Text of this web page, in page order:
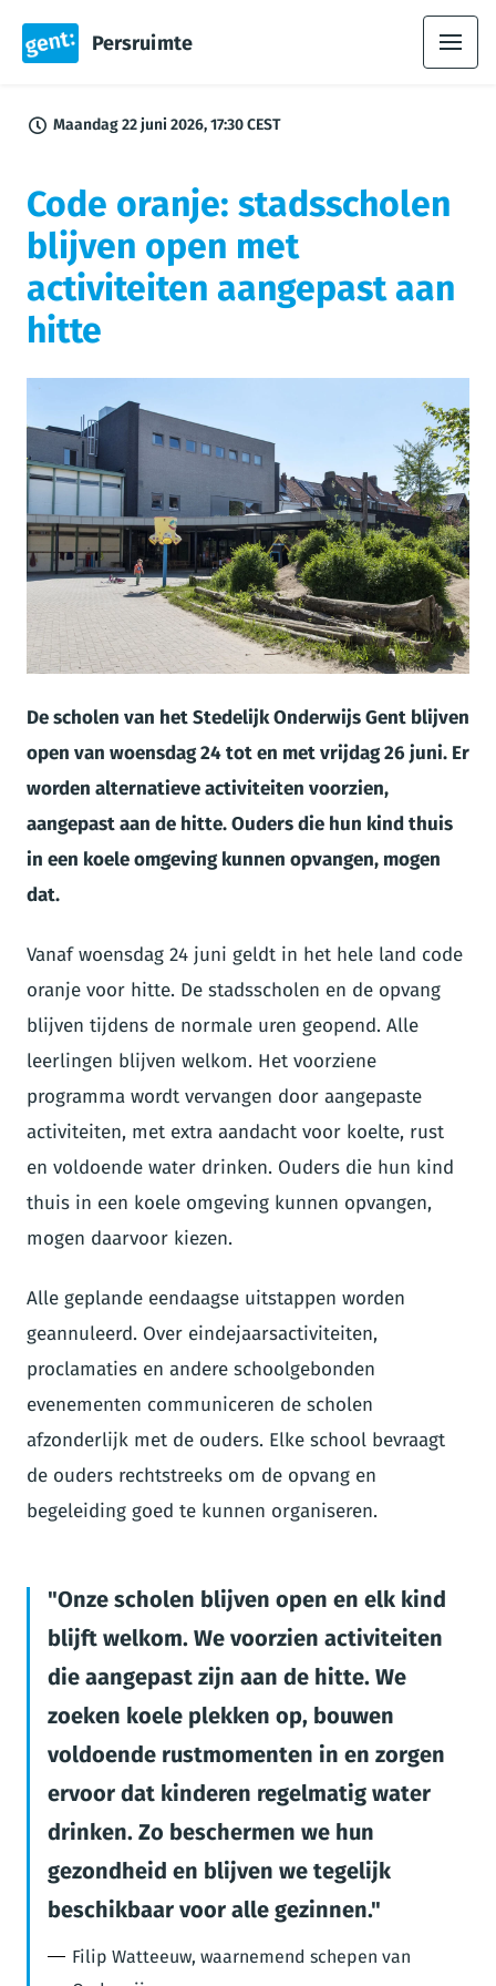
Persruimte
Maandag 22 juni 2026, 17:30 CEST
Code oranje: stadsscholen
blijven open met
activiteiten aangepast aan
hitte
JPG
De scholen van het Stedelijk Onderwijs Gent blijven
open van woensdag 24 tot en met vrijdag 26 juni. Er
worden alternatieve activiteiten voorzien,
aangepast aan de hitte. Ouders die hun kind thuis
in een koele omgeving kunnen opvangen, mogen
dat.
Vanaf woensdag 24 juni geldt in het hele land code
oranje voor hitte. De stadsscholen en de opvang
blijven tijdens de normale uren geopend. Alle
leerlingen blijven welkom. Het voorziene
programma wordt vervangen door aangepaste
activiteiten, met extra aandacht voor koelte, rust
en voldoende water drinken. Ouders die hun kind
thuis in een koele omgeving kunnen opvangen,
mogen daarvoor kiezen.
Alle geplande eendaagse uitstappen worden
geannuleerd. Over eindejaarsactiviteiten,
proclamaties en andere schoolgebonden
evenementen communiceren de scholen
afzonderlijk met de ouders. Elke school bevraagt
de ouders rechtstreeks om de opvang en
begeleiding goed te kunnen organiseren.
Onze scholen blijven open en elk kind
blijft welkom. We voorzien activiteiten
die aangepast zijn aan de hitte. We
zoeken koele plekken op, bouwen
voldoende rustmomenten in en zorgen
ervoor dat kinderen regelmatig water
drinken. Zo beschermen we hun
gezondheid en blijven we tegelijk
beschikbaar voor alle gezinnen.
Filip Watteeuw, waarnemend schepen van